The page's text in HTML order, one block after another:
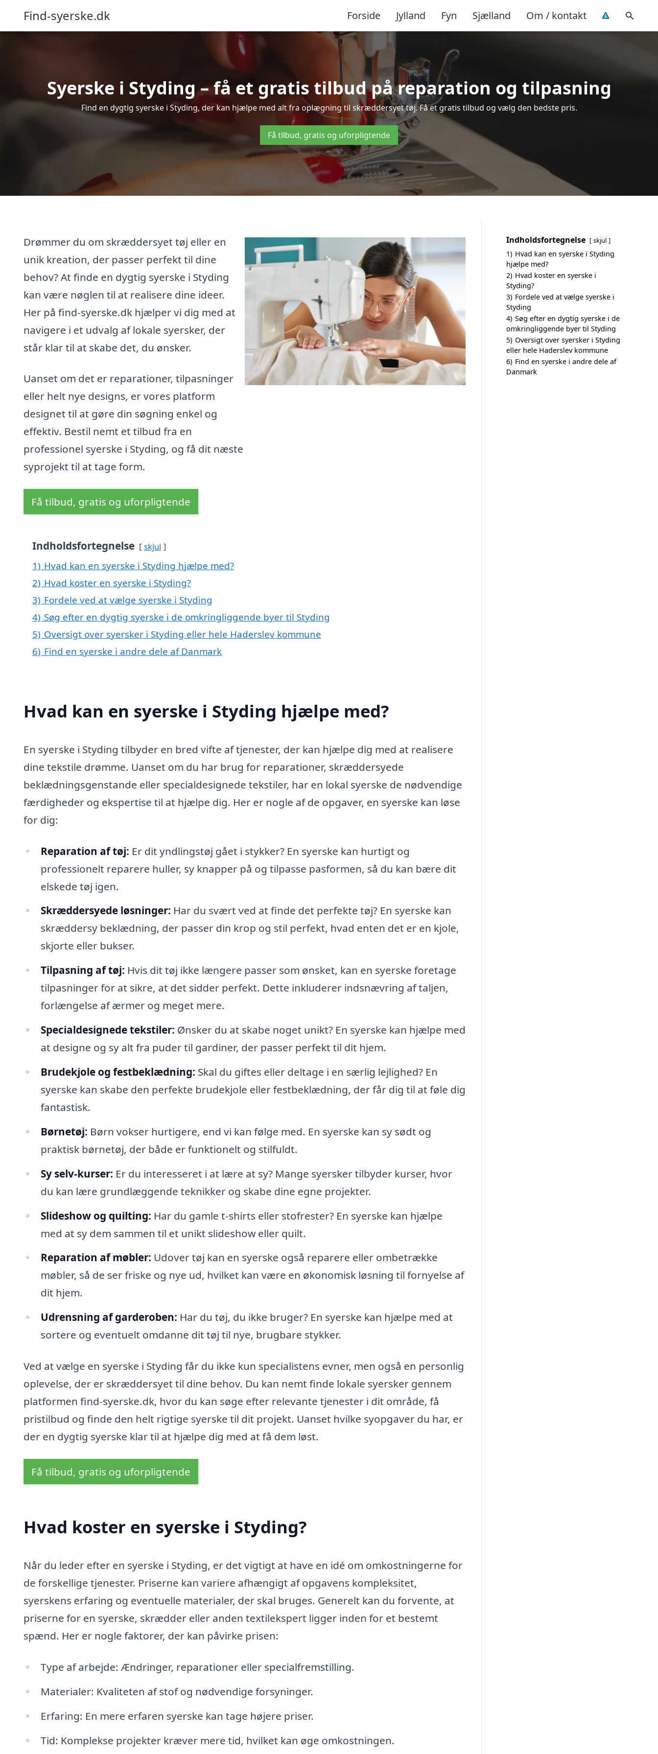
Find-syerske.dk Forside Jylland Fyn Sjælland Om / kontakt
Syerske i Styding – få et gratis tilbud på reparation og tilpasning
Find en dygtig syerske i Styding, der kan hjælpe med alt fra oplægning til skræddersyet tøj. Få et gratis tilbud og vælg den bedste pris.
Få tilbud, gratis og uforpligtende
Drømmer du om skræddersyet tøj eller en
unik kreation, der passer perfekt til dine
behov? At finde en dygtig syerske i Styding
kan være nøglen til at realisere dine ideer.
Her på find-syerske.dk hjælper vi dig med at
navigere i et udvalg af lokale syersker, der
står klar til at skabe det, du ønsker.
Uanset om det er reparationer, tilpasninger
eller helt nye designs, er vores platform
designet til at gøre din søgning enkel og
effektiv. Bestil nemt et tilbud fra en
professionel syerske i Styding, og få dit næste
syprojekt til at tage form.
Få tilbud, gratis og uforpligtende
Indholdsfortegnelse skjul
1) Hvad kan en syerske i Styding hjælpe med?
2) Hvad koster en syerske i Styding?
3) Fordele ved at vælge syerske i Styding
4) Søg efter en dygtig syerske i de omkringliggende byer til Styding
5) Oversigt over syersker i Styding eller hele Haderslev kommune
6) Find en syerske i andre dele af Danmark
Hvad kan en syerske i Styding hjælpe med?
En syerske i Styding tilbyder en bred vifte af tjenester, der kan hjælpe dig med at realisere
dine tekstile drømme. Uanset om du har brug for reparationer, skræddersyede
beklædningsgenstande eller specialdesignede tekstiler, har en lokal syerske de nødvendige
færdigheder og ekspertise til at hjælpe dig. Her er nogle af de opgaver, en syerske kan løse
for dig:
Reparation af tøj: Er dit yndlingstøj gået i stykker? En syerske kan hurtigt og
professionelt reparere huller, sy knapper på og tilpasse pasformen, så du kan bære dit
elskede tøj igen.
Skræddersyede løsninger: Har du svært ved at finde det perfekte tøj? En syerske kan
skræddersy beklædning, der passer din krop og stil perfekt, hvad enten det er en kjole,
skjorte eller bukser.
Tilpasning af tøj: Hvis dit tøj ikke længere passer som ønsket, kan en syerske foretage
tilpasninger for at sikre, at det sidder perfekt. Dette inkluderer indsnævring af taljen,
forlængelse af ærmer og meget mere.
Specialdesignede tekstiler: Ønsker du at skabe noget unikt? En syerske kan hjælpe med
at designe og sy alt fra puder til gardiner, der passer perfekt til dit hjem.
Brudekjole og festbeklædning: Skal du giftes eller deltage i en særlig lejlighed? En
syerske kan skabe den perfekte brudekjole eller festbeklædning, der får dig til at føle dig
fantastisk.
Børnetøj: Børn vokser hurtigere, end vi kan følge med. En syerske kan sy sødt og
praktisk børnetøj, der både er funktionelt og stilfuldt.
Sy selv-kurser: Er du interesseret i at lære at sy? Mange syersker tilbyder kurser, hvor
du kan lære grundlæggende teknikker og skabe dine egne projekter.
Slideshow og quilting: Har du gamle t-shirts eller stofrester? En syerske kan hjælpe
med at sy dem sammen til et unikt slideshow eller quilt.
Reparation af møbler: Udover tøj kan en syerske også reparere eller ombetrække
møbler, så de ser friske og nye ud, hvilket kan være en økonomisk løsning til fornyelse af
dit hjem.
Udrensning af garderoben: Har du tøj, du ikke bruger? En syerske kan hjælpe med at
sortere og eventuelt omdanne dit tøj til nye, brugbare stykker.
Ved at vælge en syerske i Styding får du ikke kun specialistens evner, men også en personlig
oplevelse, der er skræddersyet til dine behov. Du kan nemt finde lokale syersker gennem
platformen find-syerske.dk, hvor du kan søge efter relevante tjenester i dit område, få
pristilbud og finde den helt rigtige syerske til dit projekt. Uanset hvilke syopgaver du har, er
der en dygtig syerske klar til at hjælpe dig med at få dem løst.
Få tilbud, gratis og uforpligtende
Hvad koster en syerske i Styding?
Når du leder efter en syerske i Styding, er det vigtigt at have en idé om omkostningerne for
de forskellige tjenester. Priserne kan variere afhængigt af opgavens kompleksitet,
syerskens erfaring og eventuelle materialer, der skal bruges. Generelt kan du forvente, at
priserne for en syerske, skrædder eller anden textilekspert ligger inden for et bestemt
spænd. Her er nogle faktorer, der kan påvirke prisen:
Type af arbejde: Ændringer, reparationer eller specialfremstilling.
Materialer: Kvaliteten af stof og nødvendige forsyninger.
Erfaring: En mere erfaren syerske kan tage højere priser.
Tid: Komplekse projekter kræver mere tid, hvilket kan øge omkostningen.
Indholdsfortegnelse skjul
1) Hvad kan en syerske i Styding
hjælpe med?
2) Hvad koster en syerske i
Styding?
3) Fordele ved at vælge syerske i
Styding
4) Søg efter en dygtig syerske i de
omkringliggende byer til Styding
5) Oversigt over syersker i Styding
eller hele Haderslev kommune
6) Find en syerske i andre dele af
Danmark